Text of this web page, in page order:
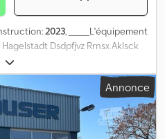
2023, _____L'équipement
Dsdpfjvz Rrnsx Aklsck
Annonce